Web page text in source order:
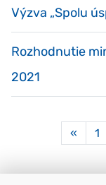
Výzva „Spolu
Rozhodnutie
2021
« 1